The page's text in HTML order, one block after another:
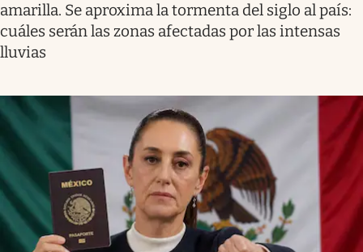
amarilla. Se aproxima la tormenta del siglo al país:
cuáles serán las zonas afectadas por las intensas
lluvias